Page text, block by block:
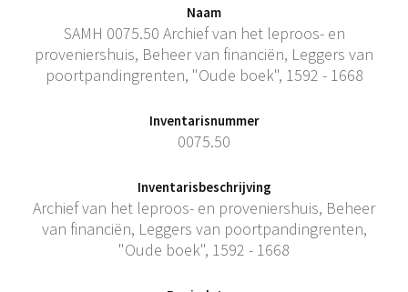
Naam
SAMH 0075.50 Archief van het leproos- en
proveniershuis, Beheer van financiën, Leggers van
poortpandingrenten, "Oude boek", 1592 - 1668
Inventarisnummer
0075.50
Inventarisbeschrijving
Archief van het leproos- en proveniershuis, Beheer
van financiën, Leggers van poortpandingrenten,
"Oude boek", 1592 - 1668